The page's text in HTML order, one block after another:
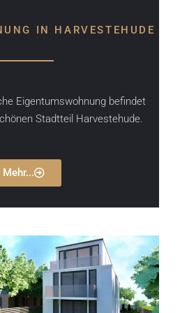
IN HARVESTEHUDE
Eigentumswohnung befindet
Stadtteil Harvestehude.
Mehr...